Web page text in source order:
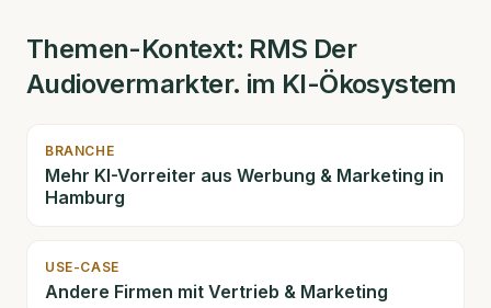
Themen-Kontext: RMS Der
Audiovermarkter. im KI-Ökosystem
BRANCHE
Mehr KI-Vorreiter aus Werbung & Marketing in
Hamburg
USE-CASE
Andere Firmen mit Vertrieb & Marketing